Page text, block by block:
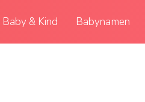
Baby & Kind Babynamen